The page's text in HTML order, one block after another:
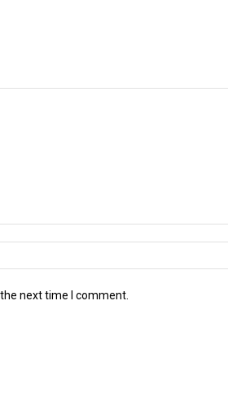
next time I comment.